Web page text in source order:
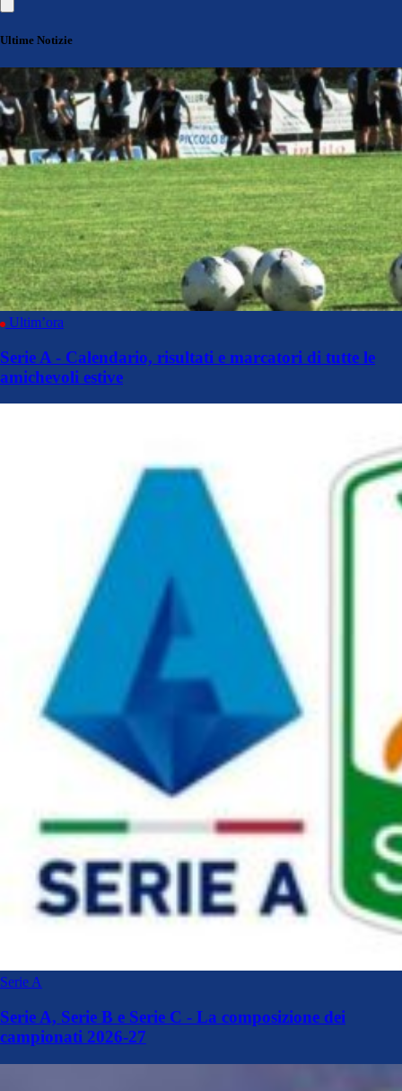
Ultime Notizie
Ultim’ora
Serie A - Calendario, risultati e marcatori di tutte le
amichevoli estive
Serie A
Serie A, Serie B e Serie C - La composizione dei
campionati 2026-27